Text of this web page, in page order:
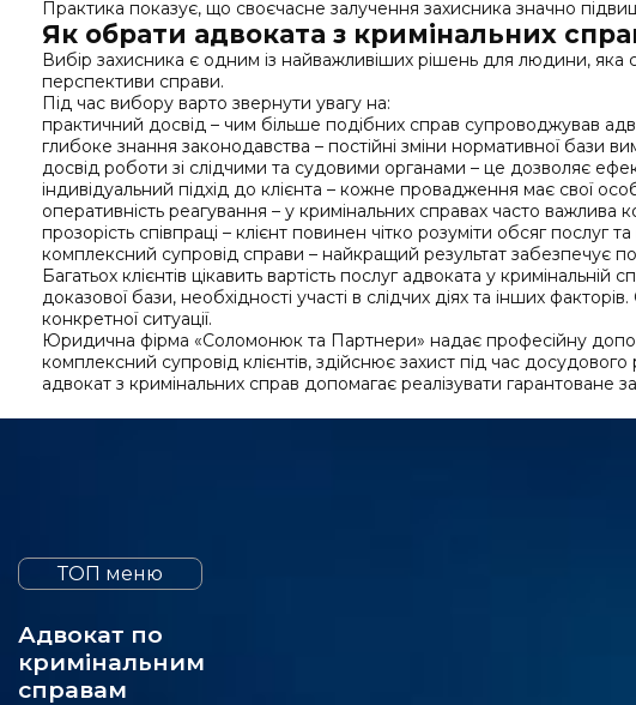
Практика показує, що своєчасне залучення захисника значно
Як обрати адвоката з кримінальних
Вибір захисника є одним із найважливіших рішень для людини, яка
перспективи справи.
Під час вибору варто звернути увагу на:
практичний досвід – чим більше подібних справ супроводжував
глибоке знання законодавства – постійні зміни нормативної бази
досвід роботи зі слідчими та судовими органами – це дозволяє
індивідуальний підхід до клієнта – кожне провадження має свої
оперативність реагування – у кримінальних справах часто
прозорість співпраці – клієнт повинен чітко розуміти обсяг послуг
комплексний супровід справи – найкращий результат забезпечує
Багатьох клієнтів цікавить вартість послуг адвоката у
доказової бази, необхідності участі в слідчих діях та інших
конкретної ситуації.
Юридична фірма «Соломонюк та Партнери» надає професійну
комплексний супровід клієнтів, здійснює захист під час
адвокат з кримінальних справ допомагає реалізувати гарантоване
ТОП меню
Адвокат по
кримінальним
справам